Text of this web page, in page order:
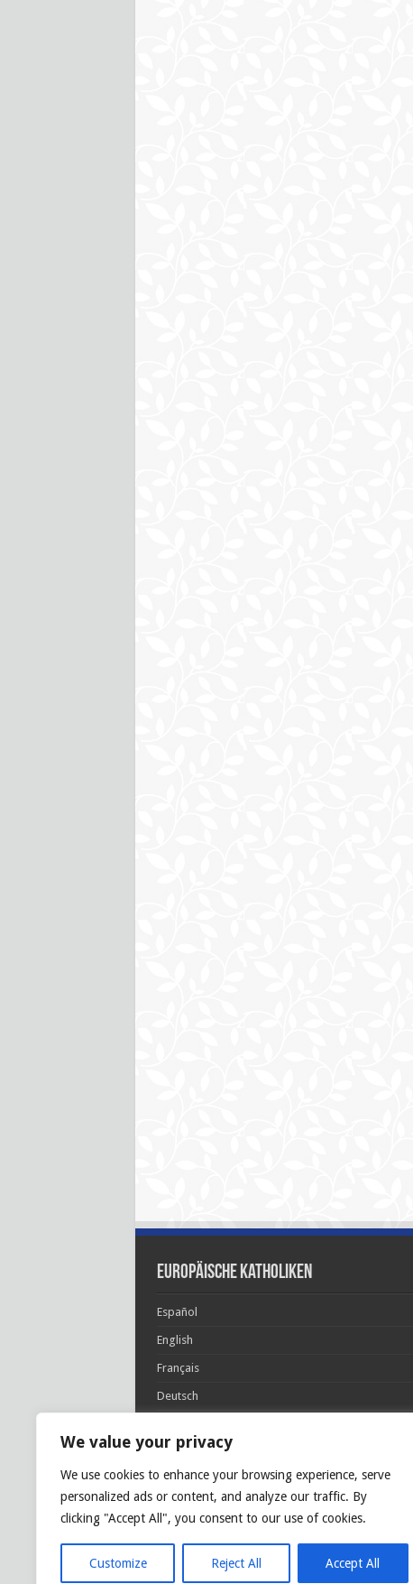
We value your privacy
We use cookies to enhance your browsing experience, serve
personalized ads or content, and analyze our traffic. By
clicking "Accept All", you consent to our use of cookies.
Customize Reject All Accept All
Europäische Katholiken
Español
English
Français
Deutsch
Português
Polski
Glória Patri, et Fílio, et Spirítui Sancto. Sicut erat in
princípio, et nunc et semper et in sǽcula
sæculórum. Amen.